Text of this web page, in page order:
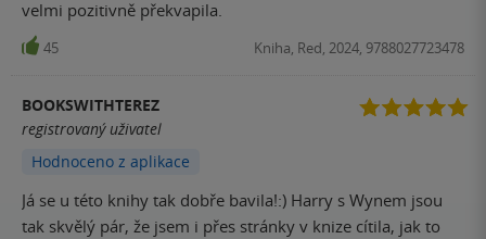
velmi pozitivně překvapila.
45 Kniha, Red, 2024, 9788027723478
BOOKSWITHTEREZ
registrovaný uživatel
Hodnoceno z aplikace
Já se u této knihy tak dobře bavila!:) Harry s Wynem jsou
tak skvělý pár, že jsem i přes stránky v knize cítila, jak to